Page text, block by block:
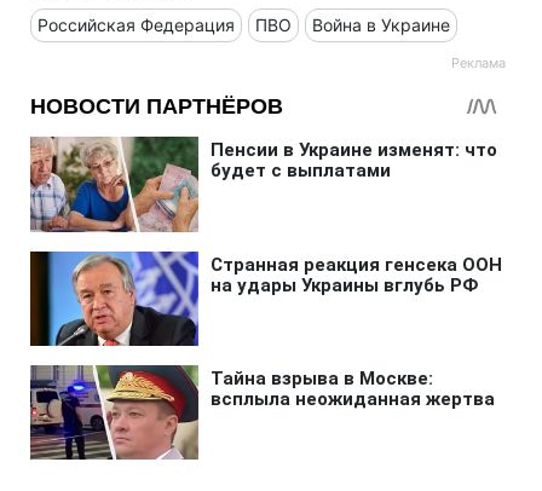
Российская Федерация ПВО Война в Украине